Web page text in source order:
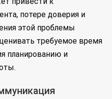
потере доверия и
этой проблемы
требуемое время
планированию и